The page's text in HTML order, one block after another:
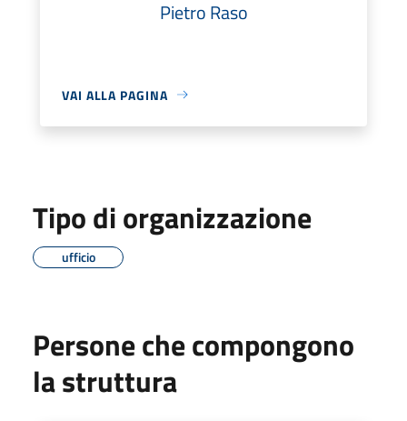
Pietro Raso
VAI ALLA PAGINA
Tipo di organizzazione
ufficio
Persone che compongono
la struttura